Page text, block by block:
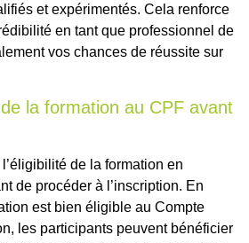
et expérimentés. Cela renforce
en tant que professionnel de
vos chances de réussite sur
la formation au CPF avant
l’éligibilité de la formation en
de procéder à l’inscription. En
est bien éligible au Compte
les participants peuvent bénéficier